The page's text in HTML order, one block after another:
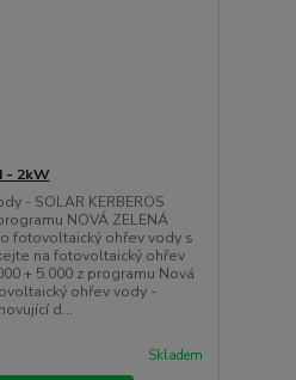
- 2kW
- SOLAR KERBEROS
NOVÁ ZELENÁ
fotovoltaický ohřev vody s
na fotovoltaický ohřev
+ 5.000 z programu Nová
ohřev vody -
d...
Skladem